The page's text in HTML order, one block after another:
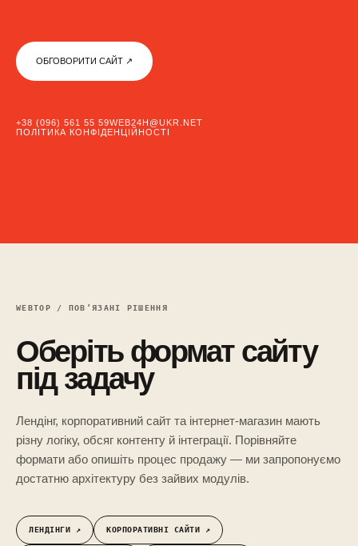
ОБГОВОРИТИ САЙТ ↗︎
+38 (096) 561 55 59WEB24H@UKR.NET
ПОЛІТИКА КОНФІДЕНЦІЙНОСТІ
WEBTOP / ПОВ’ЯЗАНІ РІШЕННЯ
Оберіть формат сайту
під задачу
Лендінг, корпоративний сайт та інтернет-магазин мають
різну логіку, обсяг контенту й інтеграції. Порівняйте
формати або опишіть процес продажу — ми запропонуємо
достатню архітектуру без зайвих модулів.
ЛЕНДІНГИ ↗︎ КОРПОРАТИВНІ САЙТИ ↗︎